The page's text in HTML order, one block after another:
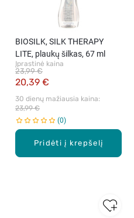
Pridėti į krepšelį
BIOSILK, SILK THERAPY
LITE, plaukų šilkas, 67 ml
Įprastinė kaina
20,39 €
23,99 €
30 dienų mažiausia kaina:
23,99 €
0